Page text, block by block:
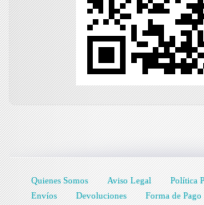
Quienes Somos Aviso Legal Política
Envíos
Devoluciones Forma de Pago